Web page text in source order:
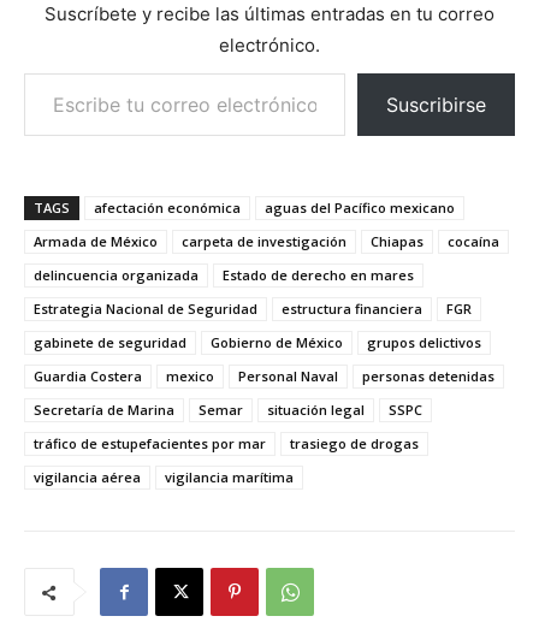
Suscríbete y recibe las últimas entradas en tu correo
electrónico.
Escribe tu correo electrónico…
Suscribirse
TAGS afectación económica
aguas del Pacífico mexicano
Armada de México
carpeta de investigación Chiapas
cocaína
delincuencia organizada
Estado de derecho en mares
Estrategia Nacional de Seguridad
estructura financiera
FGR
gabinete de seguridad
Gobierno de México
grupos delictivos
Guardia Costera
mexico Personal Naval
personas detenidas
Secretaría de Marina
Semar situación legal
SSPC
tráfico de estupefacientes por mar
trasiego de drogas
vigilancia aérea
vigilancia marítima